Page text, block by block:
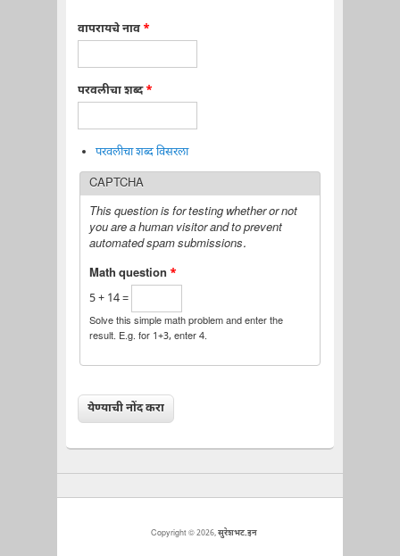
वापरायचे नाव *
परवलीचा शब्द*
परवलीचा शब्द विसरला
CAPTCHA
This question is for testing whether or not
you are a human visitor and to prevent
automated spam submissions.
Math question *
5 + 14 =
Solve this simple math problem and enter the
result. E.g. for 1+3, enter 4.
Copyright © 2026,सुरेशभट.इन